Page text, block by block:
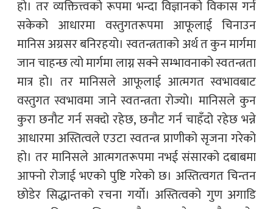
हो। तर व्यक्तित्त्वको रूपमा भन्दा विज्ञानको विकास गर्न
सकेको आधारमा वस्तुगतरूपमा आफूलाई चिनाउन
मानिस अग्रसर बनिरहयो। स्वतन्त्रताको अर्थ त कुन मार्गमा
जान चाहन्छ त्यो मार्गमा लाग्न सक्ने सम्भावनाको स्वतन्त्रता
मात्र हो। तर मानिसले आफूलाई आत्मगत स्वभावबाट
वस्तुगत स्वभावमा जाने स्वतन्त्रता रोज्यो। मानिसले कुन
कुरा छनौट गर्न सक्दो रहेछ, छनौट गर्न चाहँदो रहेछ भन्ने
आधारमा अस्तित्वले एउटा स्वतन्त्र प्राणीको सृजना गरेको
हो। तर मानिसले आत्मगतरूपमा नभई संसारको दबाबमा
आफ्नो रोजाई भएको पुष्टि गरेको छ। अस्तित्वगत चिन्तन
छोडेर सिद्धान्तको रचना गर्यो। अस्तित्वको गुण अगाडि